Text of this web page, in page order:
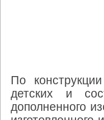
По
детских и
дополненного